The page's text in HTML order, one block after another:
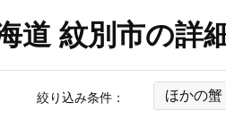
道 紋別市の詳
絞り込み条件： ほかの蟹